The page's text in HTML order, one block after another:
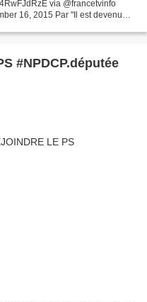
via @francetvinfo
16, 2015 Par "Il est devenu
#NPDCP.députée